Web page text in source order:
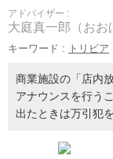
アドバイザー :
大庭真一郎（おお
キーワード : トリビア
商業施設の「店内
アナウンスを行う
出たときは万引犯